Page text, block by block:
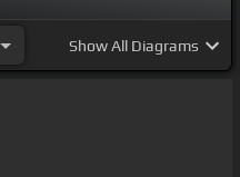
ShowAll Diagrams